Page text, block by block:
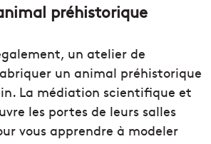
préhistorique
un atelier de
un animal préhistorique
La médiation scientifique et
les portes de leurs salles
vous apprendre à modeler